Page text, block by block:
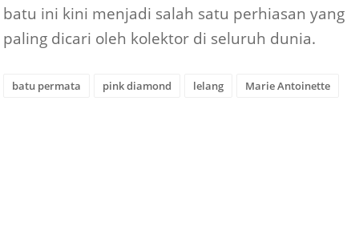
batu ini kini menjadi salah satu perhiasan yang
paling dicari oleh kolektor di seluruh dunia.
batu permata pink diamond lelang Marie Antoinette